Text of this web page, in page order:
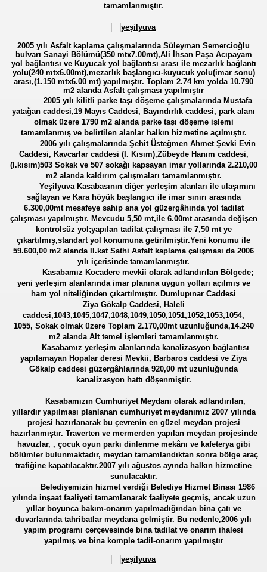
tamamlanmıştır.
2005 yılı Asfalt kaplama çalışmalarında Süleyman Semercioğlu
bulvarı Sanayi Bölümü(350 mtx7.00mt),Ali İhsan Paşa Acıpayam
yol bağlantısı ve Kuyucak yol bağlantısı arası ile mezarlık bağlantı
yolu(240 mtx6.00mt),mezarlık başlangıcı-kuyucuk yolu(imar sonu)
arası,(1.150 mtx6.00 mt) yapılmıştır. Toplam 2.74 km yolda 10.790
m2 alanda Asfalt çalışması yapılmıştır
2005 yılı kilitli parke taşı döşeme çalışmalarında Mustafa
yatağan caddesi,19 Mayıs Caddesi, Bayındırlık caddesi, park alanı
olmak üzere 1790 m2 alanda parke taşı döşeme işlemi
tamamlanmış ve belirtilen alanlar halkın hizmetine açılmıştır.
2006 yılı çalışmalarında Şehit Üsteğmen Ahmet Şevki Evin
Caddesi, Kavcarlar caddesi (I. Kısım),Zübeyde Hanım caddesi,
(I.kısım)503 Sokak ve 507 sokağı kapsayan imar yollarında 2.210,00
m2 alanda kaldırım çalışmaları tamamlanmıştır.
Yeşilyuva Kasabasının diğer yerleşim alanları ile ulaşımını
sağlayan ve Kara höyük başlangıcı ile imar sınırı arasında
6.300,00mt mesafeye sahip ana yol güzergâhında yol tadilat
çalışması yapılmıştır. Mevcudu 5,50 mt,ile 6.00mt arasında değişen
kontrolsüz yol;yapılan tadilat çalışması ile 7,50 mt ye
çıkartılmış,standart yol konumuna getirilmiştir.Yeni konumu ile
59.600,00 m2 alanda II.kat Sathi Asfalt kaplama çalışması da 2006
yılı içerisinde tamamlanmıştır.
Kasabamız Kocadere mevkii olarak adlandırılan Bölgede;
yeni yerleşim alanlarında imar planına uygun yolları açılmış ve
ham yol niteliğinden çıkartılmıştır. Dumlupınar Caddesi
Ziya Gökalp Caddesi, Haleli
caddesi,1043,1045,1047,1048,1049,1050,1051,1052,1053,1054,
1055, Sokak olmak üzere Toplam 2.170,00mt uzunluğunda,14.240
m2 alanda Alt temel işlemleri tamamlanmıştır.
Kasabamız yerleşim alanlarında kanalizasyon bağlantısı
yapılamayan Hopalar deresi Mevkii, Barbaros caddesi ve Ziya
Gökalp caddesi güzergâhlarında 920,00 mt uzunluğunda
kanalizasyon hattı döşenmiştir.
Kasabamızın Cumhuriyet Meydanı olarak adlandırılan,
yıllardır yapılması planlanan cumhuriyet meydanımız 2007 yılında
projesi hazırlanarak bu çevrenin en güzel meydan projesi
hazırlanmıştır. Traverten ve mermerden yapılan meydan projesinde
havuzlar, , çocuk oyun parkı dinlenme mekânı ve kafeterya gibi
bölümler bulunmaktadır, meydan tamamlandıktan sonra bölge araç
trafiğine kapatılacaktır.2007 yılı ağustos ayında halkın hizmetine
sunulacaktır.
Belediyemizin hizmet verdiği Belediye Hizmet Binası 1986
yılında inşaat faaliyeti tamamlanarak faaliyete geçmiş, ancak uzun
yıllar boyunca bakım-onarım yapılmadığından bina çatı ve
duvarlarında tahribatlar meydana gelmiştir. Bu nedenle,2006 yılı
yapım programı çerçevesinde bina tadilat ve onarım ihalesi
yapılmış ve bina komple tadil-onarım yapılmıştır